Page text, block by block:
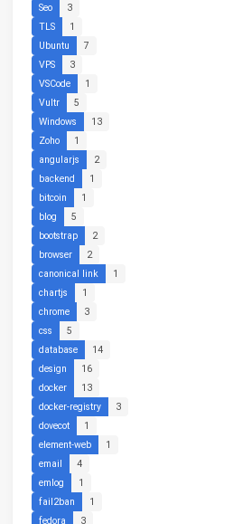
Seo
3
TLS
1
Ubuntu
7
VPS
3
VSCode
1
Vultr
5
Windows
13
Zoho
1
angularjs
2
backend
1
bitcoin
1
blog
5
bootstrap
2
browser
2
canonical link
1
chartjs
1
chrome
3
css
5
database
14
design
16
docker
13
docker-registry
3
dovecot
1
element-web
1
email
4
emlog
1
fail2ban
1
fedora
3